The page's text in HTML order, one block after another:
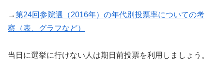
→第24回参院選（2016年）の年代別投票率についての考
察（表、グラフなど）
当日に選挙に行けない人は期日前投票を利用しましょう。